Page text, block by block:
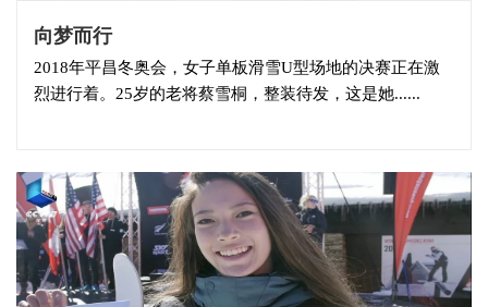
向梦而行
2018年平昌冬奥会，女子单板滑雪U型场地的决赛正在激
烈进行着。25岁的老将蔡雪桐，整装待发，这是她......